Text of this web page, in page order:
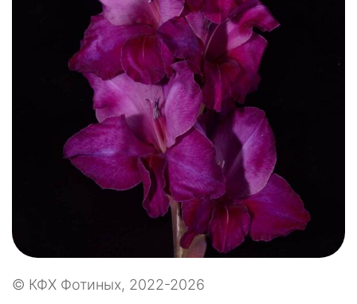
© КФХ Фотиных, 2022-2026